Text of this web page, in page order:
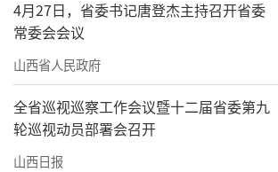
4月27日，省委书记唐登杰主持召开省委
常委会会议
山西省人民政府
全省巡视巡察工作会议暨十二届省委第九
轮巡视动员部署会召开
山西日报